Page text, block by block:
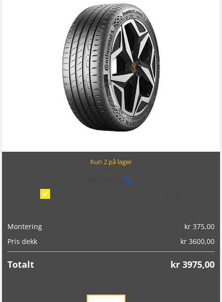
Kun 2 på lager
?
Montering kr375,00
Pris dekk
kr3600,00
Totalt kr3975,00
Continental